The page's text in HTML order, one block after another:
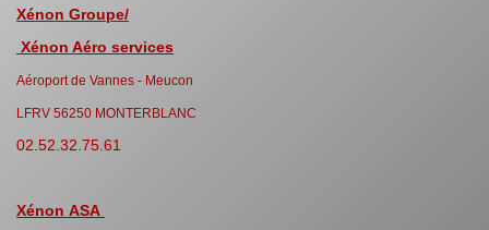
Xénon Groupe/
Xénon Aéro services
Aéroport de Vannes - Meucon
LFRV 56250 MONTERBLANC
02.52.32.75.61
Xénon ASA